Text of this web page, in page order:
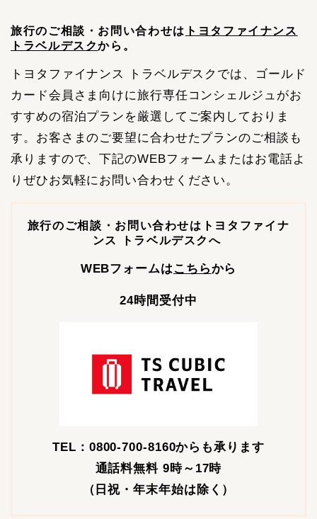
旅行のご相談・お問い合わせは トヨタファイナンス
トラベルデスクから。
トヨタファイナンス トラベルデスクでは、ゴールド
カード会員さま向けに旅行専任コンシェルジュがお
すすめの宿泊プランを厳選してご案内しておりま
す。お客さまのご要望に合わせたプランのご相談も
承りますので、下記のWEBフォームまたはお電話よ
りぜひお気軽にお問い合わせください。
旅行のご相談・お問い合わせはトヨタファイナ
ンス トラベルデスクへ
WEBフォームはこちらから
24時間受付中
TEL：0800-700-8160からも承ります
通話料無料 9時～17時
（日祝・年末年始は除く）